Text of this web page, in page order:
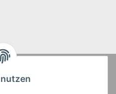
Versand